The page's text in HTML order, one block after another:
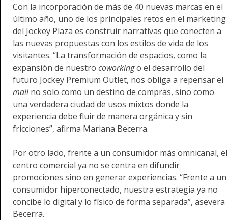
Con la incorporación de más de 40 nuevas marcas en el
último año, uno de los principales retos en el marketing
del Jockey Plaza es construir narrativas que conecten a
las nuevas propuestas con los estilos de vida de los
visitantes. “La transformación de espacios, como la
expansión de nuestro coworkingo el desarrollo del
futuro Jockey Premium Outlet, nos obliga a repensar el
mallno solo como un destino de compras, sino como
una verdadera ciudad de usos mixtos donde la
experiencia debe fluir de manera orgánica y sin
fricciones”, afirma Mariana Becerra.
Por otro lado, frente a un consumidor más omnicanal, el
centro comercial ya no se centra en difundir
promociones sino en generar experiencias. “Frente a un
consumidor hiperconectado, nuestra estrategia ya no
concibe lo digital y lo físico de forma separada”, asevera
Becerra.